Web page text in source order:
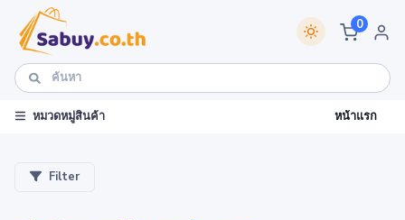
0
หมวดหมู่สินค้า หน้าแรก
Filter